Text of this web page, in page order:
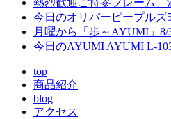
熱烈歓迎ご持参フレーム、
今日のオリバーピープルズ
月曜から「歩～AYUMI」8/
今日のAYUMI AYUMI L-
top
商品紹介
blog
アクセス